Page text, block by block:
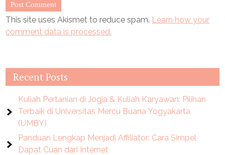
This site uses Akismet to reduce spam. Learn how your
comment data is processed.
Recent Posts
Kuliah Pertanian di Jogja & Kuliah Karyawan: Pilihan
Terbaik di Universitas Mercu Buana Yogyakarta
(UMBY)
Panduan Lengkap Menjadi Affiliator: Cara Simpel
Dapat Cuan dari Internet